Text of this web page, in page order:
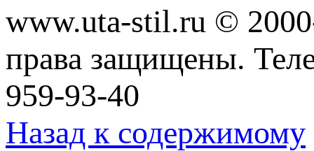
www.uta-stil.ru ©
права защищены.
959-93-40
Назад к содержимому